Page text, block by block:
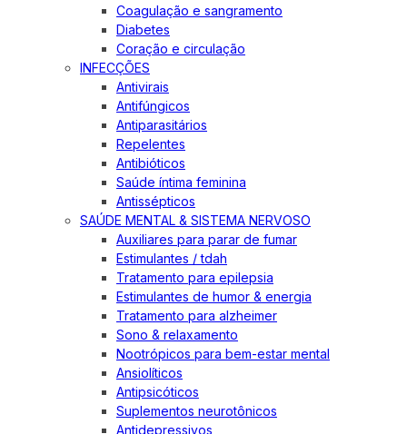
Coagulação e sangramento
Diabetes
Coração e circulação
INFECÇÕES
Antivirais
Antifúngicos
Antiparasitários
Repelentes
Antibióticos
Saúde íntima feminina
Antissépticos
SAÚDE MENTAL & SISTEMA NERVOSO
Auxiliares para parar de fumar
Estimulantes / tdah
Tratamento para epilepsia
Estimulantes de humor & energia
Tratamento para alzheimer
Sono & relaxamento
Nootrópicos para bem-estar mental
Ansiolíticos
Antipsicóticos
Suplementos neurotônicos
Antidepressivos